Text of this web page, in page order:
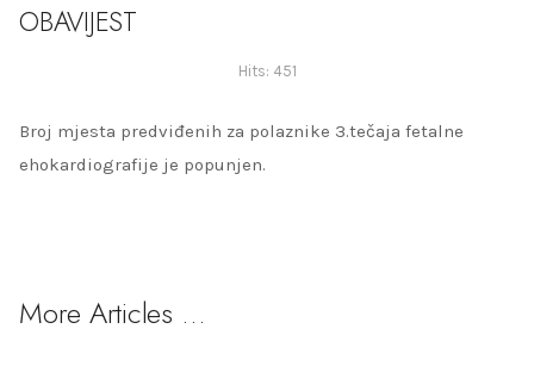
OBAVIJEST
Hits: 451
Broj mjesta predviđenih za polaznike 3.tečaja fetalne
ehokardiografije je popunjen.
More Articles …